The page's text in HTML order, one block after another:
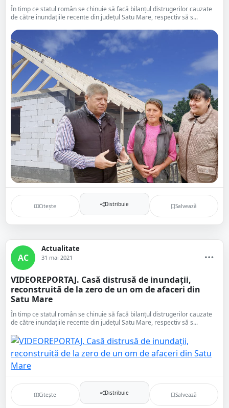
În timp ce statul român se chinuie să facă bilanțul distrugerilor cauzate
de către inundațiile recente din județul Satu Mare, respectiv să s...
Citește Distribuie Salvează
AC
Actualitate
31 mai 2021
VIDEOREPORTAJ. Casă distrusă de inundații,
reconstruită de la zero de un om de afaceri din
Satu Mare
În timp ce statul român se chinuie să facă bilanțul distrugerilor cauzate
de către inundațiile recente din județul Satu Mare, respectiv să s...
Citește Distribuie Salvează